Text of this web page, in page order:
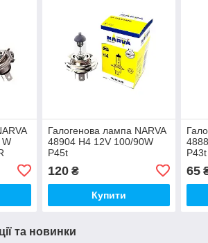
W
Галогенова лампа NARVA
48904 H4 12V 100/90W
P45t
120₴
Купити
P43t
65
та новинки